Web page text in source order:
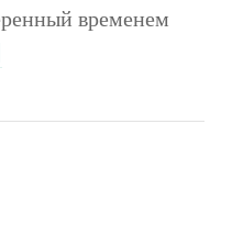
временем